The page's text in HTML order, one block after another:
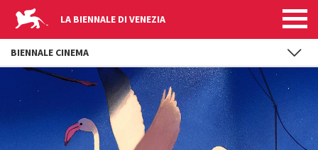
Salta al contenuto principale
LA BIENNALE DI VENEZIA
BIENNALE CINEMA